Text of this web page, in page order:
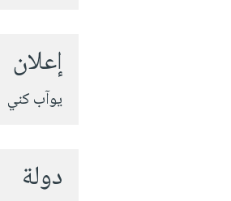
إعلان
يوآب كني
دولة